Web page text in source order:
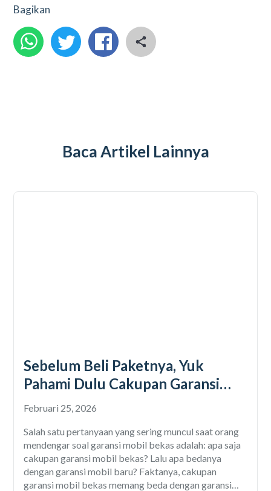
Bagikan
Baca Artikel Lainnya
Sebelum Beli Paketnya, Yuk
Pahami Dulu Cakupan Garansi
Mobil Bekas Ini
Februari 25, 2026
Salah satu pertanyaan yang sering muncul saat orang
mendengar soal garansi mobil bekas adalah: apa saja
cakupan garansi mobil bekas? Lalu apa bedanya
dengan garansi mobil baru? Faktanya, cakupan
garansi mobil bekas memang beda dengan garansi